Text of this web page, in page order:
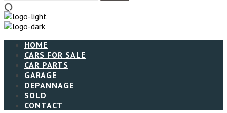
HOME
CARS FOR SALE
CAR PARTS
GARAGE
DEPANNAGE
SOLD
CONTACT